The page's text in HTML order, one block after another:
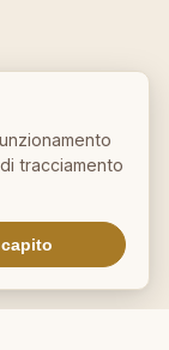
tracciamento